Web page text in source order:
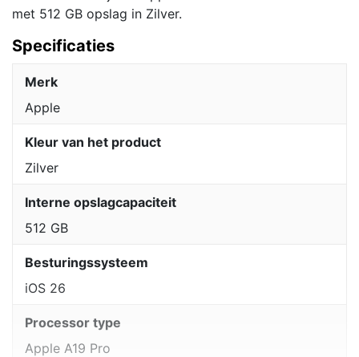
met 512 GB opslag in Zilver.
Specificaties
Merk
Apple
Kleur van het product
Zilver
Interne opslagcapaciteit
512 GB
Besturingssysteem
iOS 26
Processor type
Apple A19 Pro